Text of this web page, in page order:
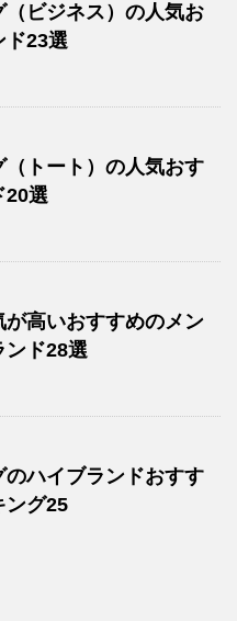
（ビジネス）の人気お
ド23選
（トート）の人気おす
20選
が高いおすすめのメン
ンド28選
のハイブランドおすす
ング25